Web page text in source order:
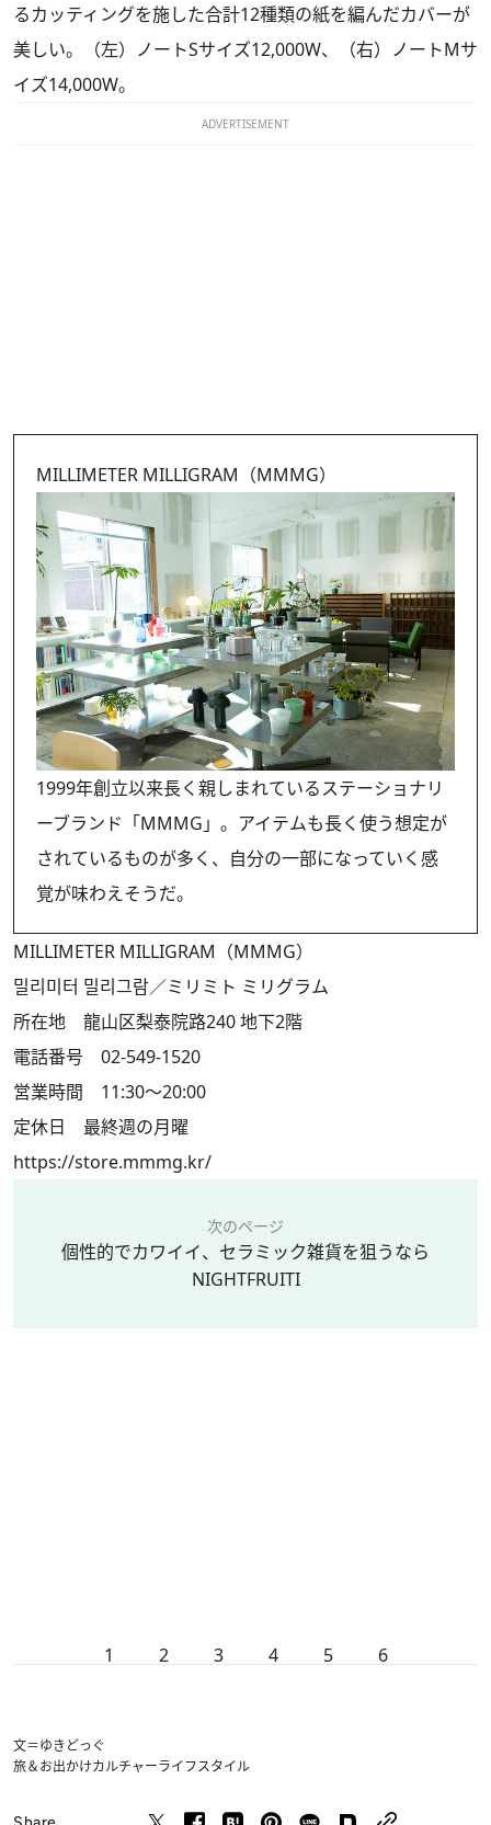
るカッティングを施した合計12種類の紙を編んだカバーが
美しい。（左）ノートSサイズ12,000W、（右）ノートMサ
イズ14,000W。
ADVERTISEMENT
MILLIMETER MILLIGRAM（MMMG）
1999年創立以来長く親しまれているステーショナリ
ーブランド「MMMG」。アイテムも長く使う想定が
されているものが多く、自分の一部になっていく感
覚が味わえそうだ。
MILLIMETER MILLIGRAM（MMMG）
밀리미터 밀리그람／ミリミト ミリグラム
所在地 龍山区梨泰院路240 地下2階
電話番号 02-549-1520
営業時間 11:30～20:00
定休日 最終週の月曜
https://store.mmmg.kr/
次のページ
個性的でカワイイ、セラミック雑貨を狙うなら
NIGHTFRUITI
1 2 3 4 5 6
文＝ゆきどっぐ
旅＆お出かけカルチャーライフスタイル